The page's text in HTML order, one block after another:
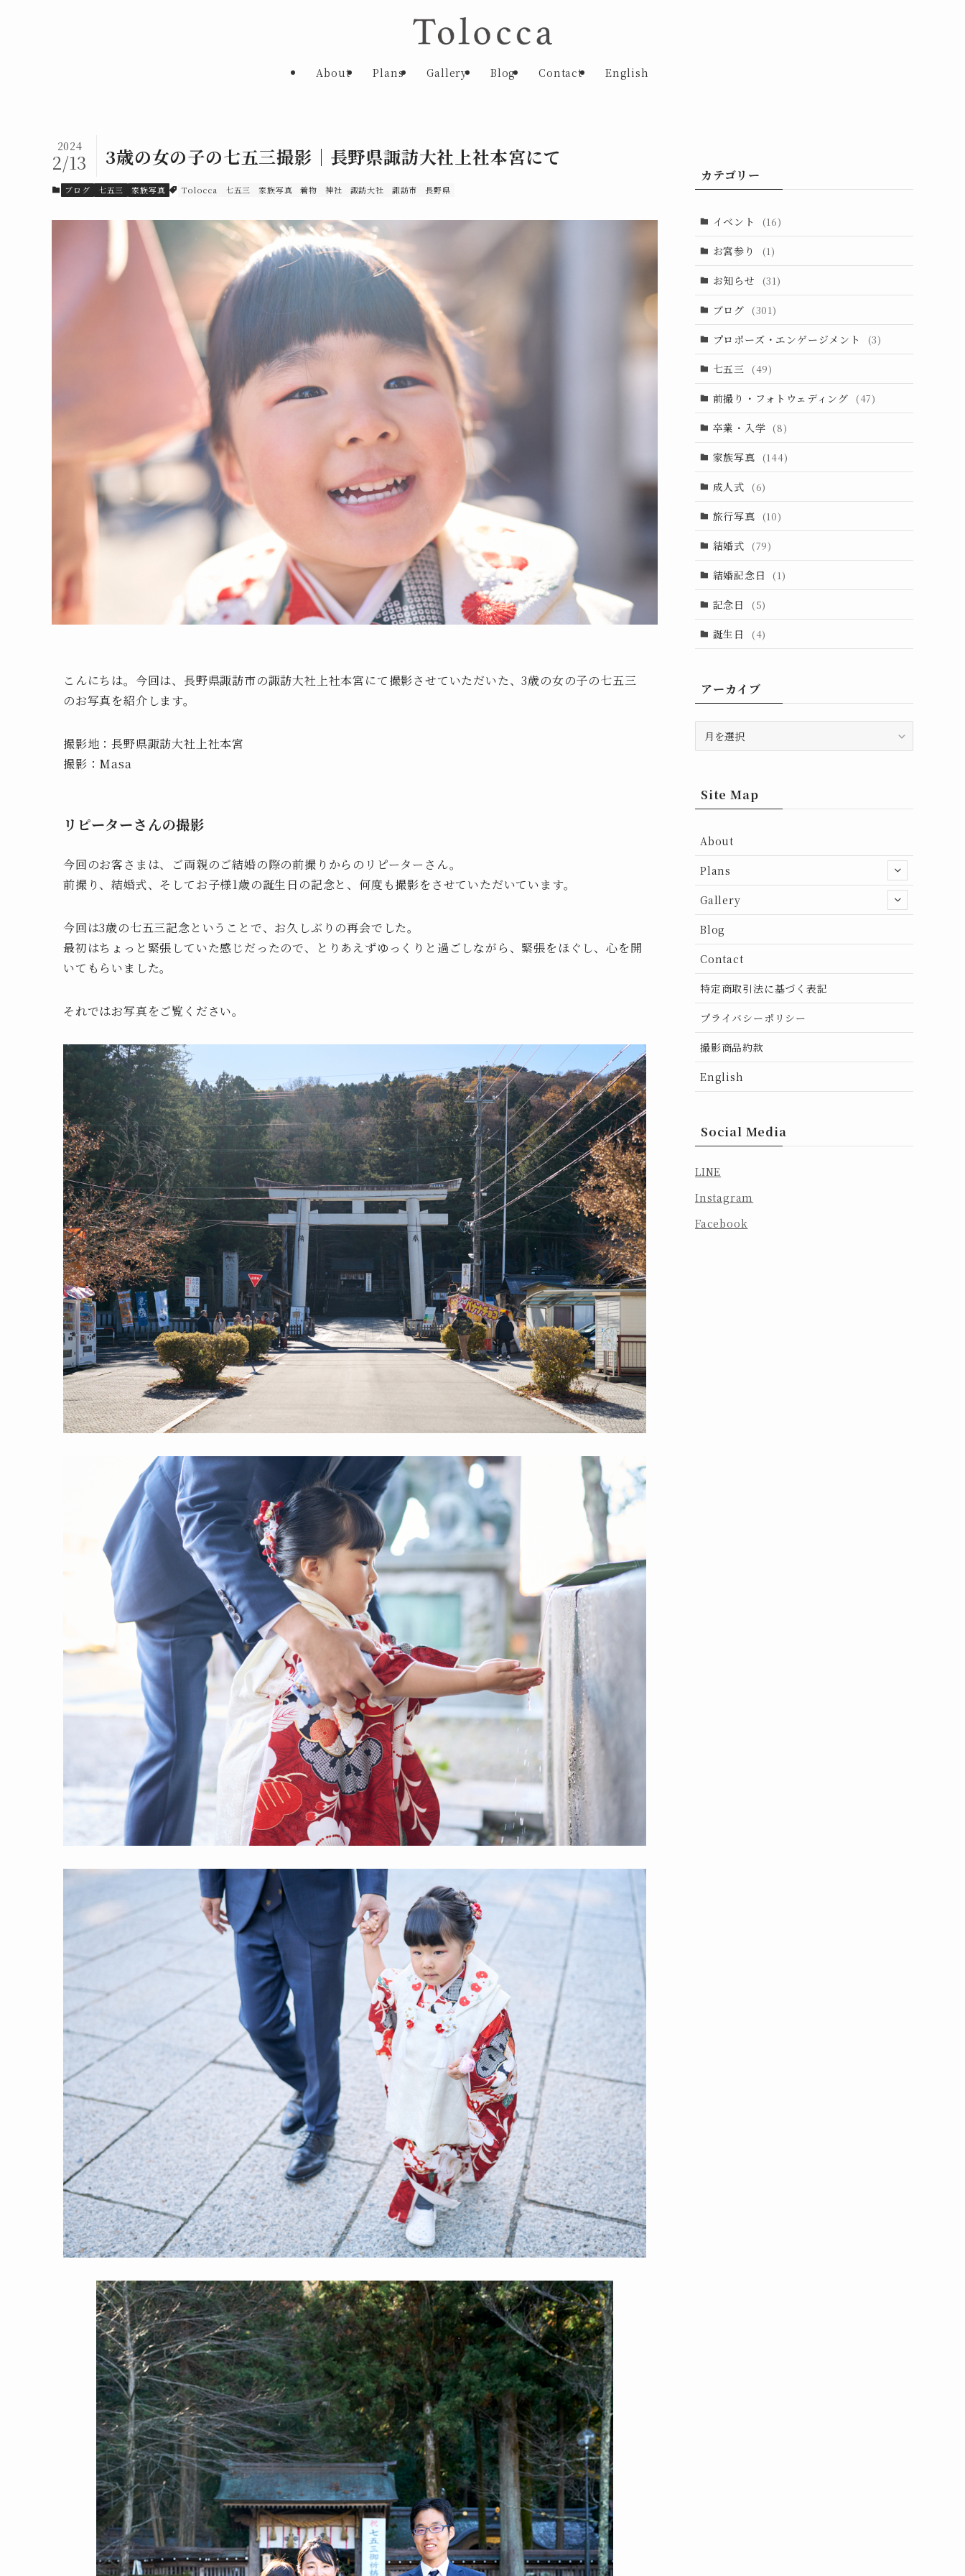
About Plans Gallery Blog Contact English
3歳の女の子の七五三撮影｜長野県諏訪大社上社本宮にて
2024
2/13
ブログ 七五三 家族写真 Tolocca 七五三 家族写真 着物 神社 諏訪大社 諏訪市 長野県
こんにちは。今回は、長野県諏訪市の諏訪大社上社本宮にて撮影させていただいた、3歳の女の子の七五三
のお写真を紹介します。
撮影地：長野県諏訪大社上社本宮
撮影：Masa
リピーターさんの撮影
今回のお客さまは、ご両親のご結婚の際の前撮りからのリピーターさん。
前撮り、結婚式、そしてお子様1歳の誕生日の記念と、何度も撮影をさせていただいています。
今回は3歳の七五三記念ということで、お久しぶりの再会でした。
最初はちょっと緊張していた感じだったので、とりあえずゆっくりと過ごしながら、緊張をほぐし、心を開
いてもらいました。
それではお写真をご覧ください。
カテゴリー
イベント (16)
お宮参り (1)
お知らせ (31)
ブログ (301)
プロポーズ・エンゲージメント (3)
七五三 (49)
前撮り・フォトウェディング (47)
卒業・入学 (8)
家族写真 (144)
成人式 (6)
旅行写真 (10)
結婚式 (79)
結婚記念日 (1)
記念日 (5)
誕生日 (4)
アーカイブ
ブ
Site Map
About
Plans
Gallery
Blog
Contact
特定商取引法に基づく表記
プライバシーポリシー
撮影商品約款
English
Social Media
LINE
Instagram
Facebook